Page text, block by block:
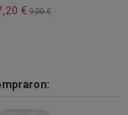
€ 9,00 €